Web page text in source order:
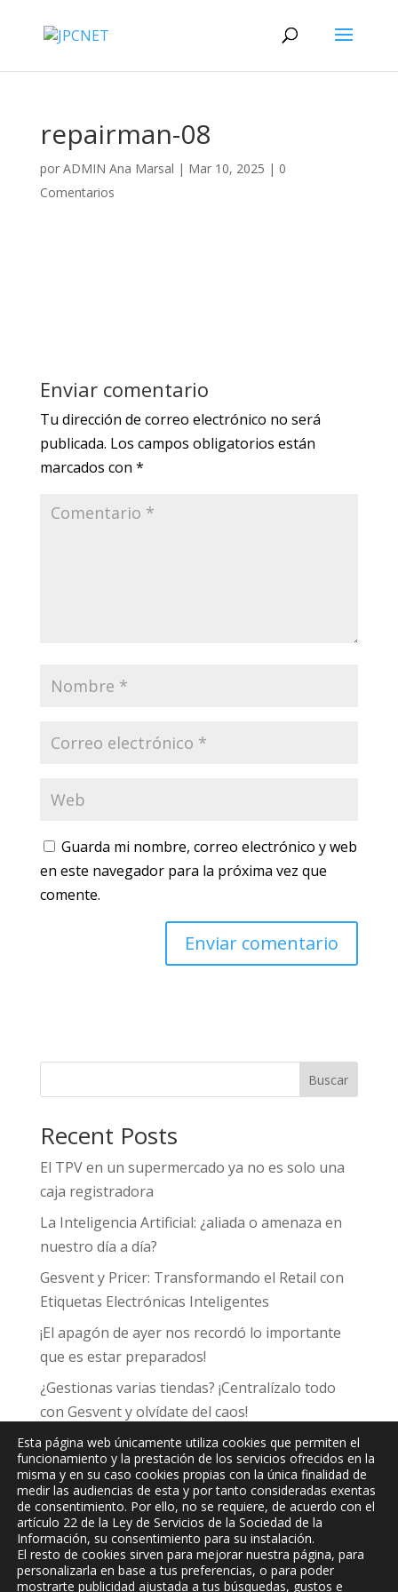
repairman-08
por ADMIN Ana Marsal | Mar 10, 2025 | 0
Comentarios
Enviar comentario
Tu dirección de correo electrónico no será
publicada. Los campos obligatorios están
marcados con *
Guarda mi nombre, correo electrónico y web
en este navegador para la próxima vez que
comente.
Buscar
Recent Posts
El TPV en un supermercado ya no es solo una
caja registradora
La Inteligencia Artificial: ¿aliada o amenaza en
nuestro día a día?
Gesvent y Pricer: Transformando el Retail con
Etiquetas Electrónicas Inteligentes
¡El apagón de ayer nos recordó lo importante
que es estar preparados!
¿Gestionas varias tiendas? ¡Centralízalo todo
con Gesvent y olvídate del caos!
JPCInformática y Comunicaciones, S.L.
Esta página web únicamente utiliza cookies que permiten el
funcionamiento y la prestación de los servicios ofrecidos en la
misma y en su caso cookies propias con la única finalidad de
medir las audiencias de esta y por tanto consideradas exentas
de consentimiento. Por ello, no se requiere, de acuerdo con el
artículo 22 de la Ley de Servicios de la Sociedad de la
Información, su consentimiento para su instalación.
El resto de cookies sirven para mejorar nuestra página, para
personalizarla en base a tus preferencias, o para poder
mostrarte publicidad ajustada a tus búsquedas, gustos e